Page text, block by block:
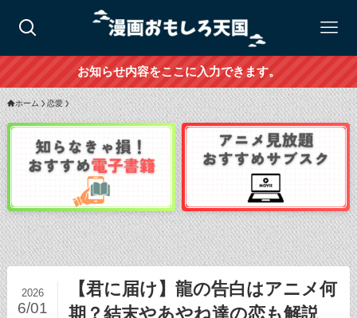
お知らせ内容をここに入力できます。
ホーム 恋愛
【君に届け】龍の告白はアニメ何
期？結末やあやね達の恋も解説
2026
6/01